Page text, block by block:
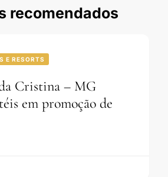
recomendados
E RESORTS
Cristina – MG
em promoção de